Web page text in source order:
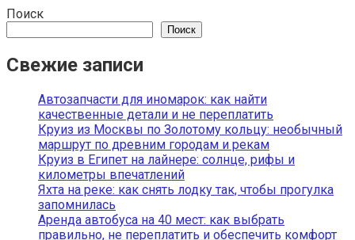
Поиск
Поиск
Свежие записи
Автозапчасти для иномарок: как найти
качественные детали и не переплатить
Круиз из Москвы по Золотому кольцу: необычный
маршрут по древним городам и рекам
Круиз в Египет на лайнере: солнце, рифы и
километры впечатлений
Яхта на реке: как снять лодку так, чтобы прогулка
запомнилась
Аренда автобуса на 40 мест: как выбрать
правильно, не переплатить и обеспечить комфорт